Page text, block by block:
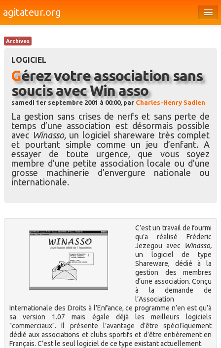
agitateur.org
Société
Culture
Médias
Dossiers
Brèves
Archives
LOGICIEL
Gérez votre association sans
soucis avec Win asso
samedi 1er septembre 2001 à 00:00, par Charles-Henry Sadien
La gestion sans crises de nerfs et sans perte de
temps d’une association est désormais possible
avec Winasso, un logiciel shareware très complet
et pourtant simple comme un jeu d’enfant. A
essayer de toute urgence, que vous soyez
membre d’une petite association locale ou d’une
grosse machinerie d’envergure nationale ou
internationale.
C’est un travail de fourmi
qu’a réalisé Fréderic
Jezegou avec
Winasso,
un logiciel de type
Shareware, dédié à la
gestion des membres
d’une association. Conçu
à la demande de
l’Association
Internationale des Droits à l’Enfance, ce programme n’en est qu’à
sa version 1.07 mais égale déjà les meilleurs logiciels
"commerciaux". Il présente l’avantage d’être spécifiquement
dédié aux associations et clubs sportifs et d’être entièrement en
Français. C’est le seul logiciel de ce type existant actuellement.